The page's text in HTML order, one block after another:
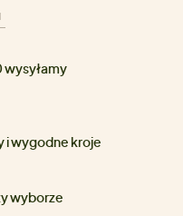
wysyłamy
i wygodne kroje
wyborze